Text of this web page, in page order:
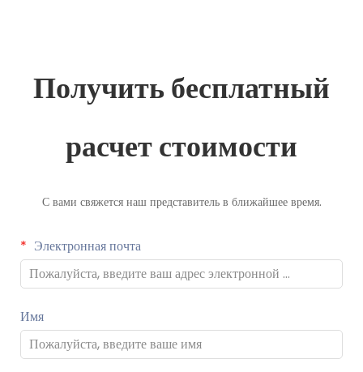
Получить бесплатный
расчет стоимости
С вами свяжется наш представитель в ближайшее время.
Электронная почта
Имя